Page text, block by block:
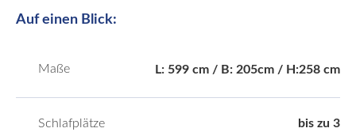
Auf einen Blick:
Maße L: 599 cm / B: 205cm / H:258 cm
Schlafplätze bis zu 3